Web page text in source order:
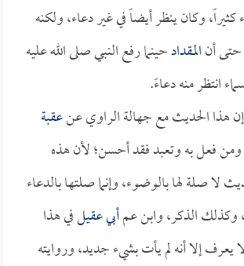
كثيراً، وكان ينظر أيضاً في غير دعاء، ولكنه
حتى أنالمقدادحينما رفع النبي صلى الله عليه
انتظر منه دعاءً.
هذا الحديث مع جهالة الراوي عنعقبة
ومن فعل به وتعبد فقد أحسن؛ لأن هذه
لا صلة لها بالوضوء، وإنما صلتها بالدعاء
وكذلك الذكر، وابن عمأبي عقيلفي هذا
إلا أنه لم يأت بشيء جديد، وروايته